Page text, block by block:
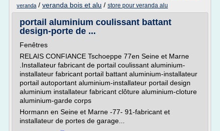
veranda / veranda bois et alu / store pour veranda alu
portail aluminium coulissant battant
design-porte de ...
Fenêtres
RELAIS CONFIANCE Tschoeppe 77en Seine et Marne
.Installateur fabricant de portail coulissant aluminium-
installateur fabricant portail battant aluminium-installateur
portail autoportant aluminium-installateur portail design
aluminium installateur fabricant clôture aluminium-cloture
aluminium-garde corps
Hormann en Seine et Marne -77- 91-fabricant et
installateur de portes de garage...